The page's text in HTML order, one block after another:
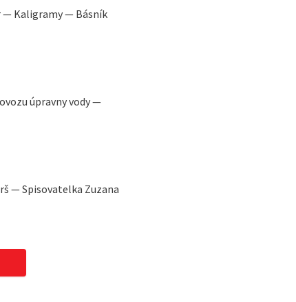
— Kaligramy — Básník
úpravny vody —
— Spisovatelka Zuzana